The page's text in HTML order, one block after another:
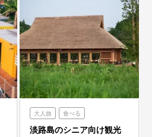
大人旅 食べる
フレンチの森 古酒の舎
淡路島のシニア向け観光